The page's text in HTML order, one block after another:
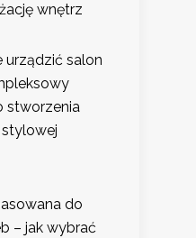
wnętrz
urządzić salon
stworzenia
do
– jak wybrać